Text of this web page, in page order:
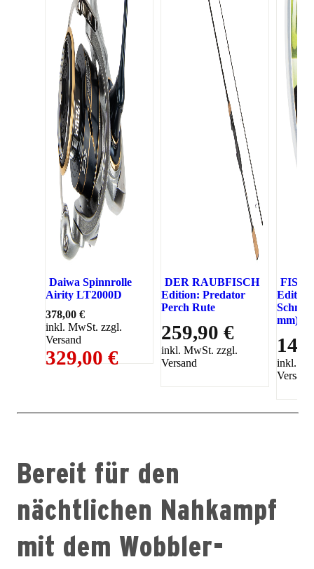
Daiwa Spinnrolle
Airity LT2000D
378,00 €
inkl. MwSt. zzgl.
Versand
329,00 €
DER RAUBFISCH
Edition: Predator
Perch Rute
259,90 €
inkl. MwSt. zzgl.
Versand
Schnur
mm)
inkl.
Versand
Bereit für den
nächtlichen Nahkampf
mit dem Wobbler-